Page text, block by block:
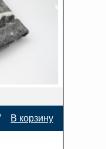
В корзину